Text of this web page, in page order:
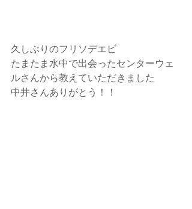
久しぶりのフリソデエビ
たまたま水中で出会ったセンターウェ
ルさんから教えていただきました
中井さんありがとう！！